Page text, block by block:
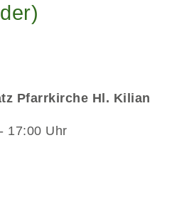
Pfarrkirche Hl. Kilian
17:00 Uhr